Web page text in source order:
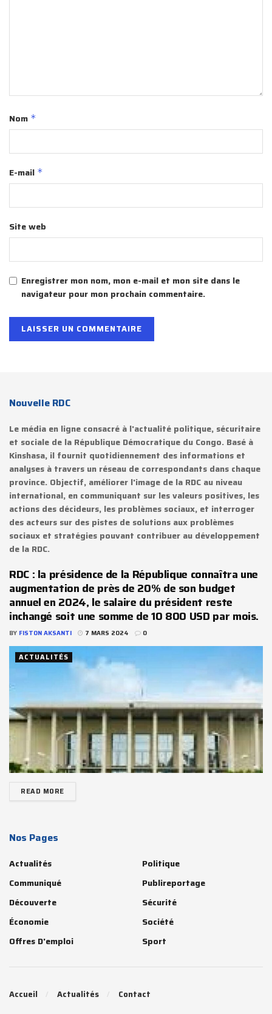
Nom *
E-mail *
Site web
Enregistrer mon nom, mon e-mail et mon site dans le
navigateur pour mon prochain commentaire.
Nouvelle RDC
Le média en ligne consacré à l'actualité politique, sécuritaire
et sociale de la République Démocratique du Congo. Basé à
Kinshasa, il fournit quotidiennement des informations et
analyses à travers un réseau de correspondants dans chaque
province. Objectif, améliorer l'image de la RDC au niveau
international, en communiquant sur les valeurs positives, les
actions des décideurs, les problèmes sociaux, et interroger
des acteurs sur des pistes de solutions aux problèmes
sociaux et stratégies pouvant contribuer au développement
de la RDC.
RDC : la présidence de la République connaîtra une
augmentation de près de 20% de son budget
annuel en 2024, le salaire du président reste
inchangé soit une somme de 10 800 USD par mois.
BY FISTON AKSANTI 7 MARS 2024 0
ACTUALITÉS
READ MORE
Nos Pages
Actualités
Communiqué
Découverte
Économie
Offres D'emploi
Politique
Publireportage
Sécurité
Société
Sport
Accueil Actualités Contact